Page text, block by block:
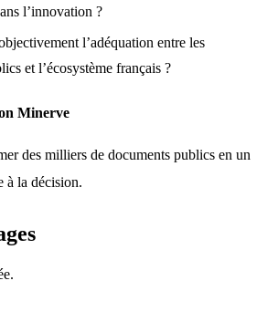
l’innovation ?
l’adéquation entre les
et l’écosystème français ?
Minerve
des milliers de documents publics en un
à la décision.